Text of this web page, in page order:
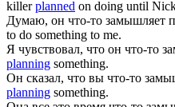
killerplanned on doing until
Думаю, он что-то замышляет
to do something to me.
Я чувствовал, что он что-то
planning something.
Он сказал, что вы что-то
planning something.